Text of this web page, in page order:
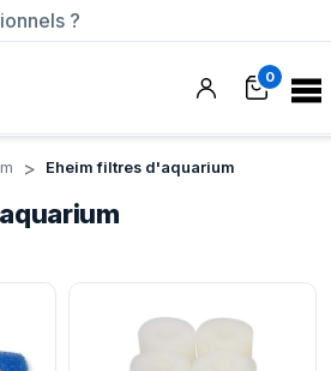
?
0
Eheim filtres d'aquarium